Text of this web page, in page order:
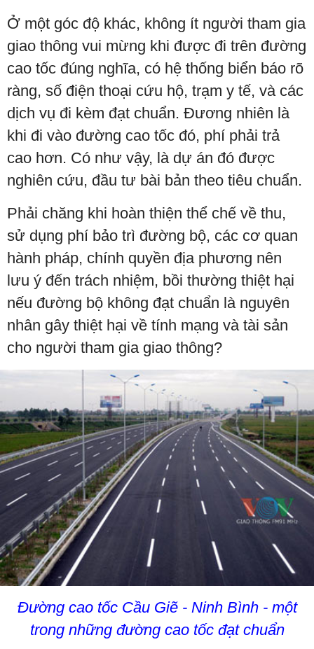
Ở một góc độ khác, không ít người tham gia
giao thông vui mừng khi được đi trên đường
cao tốc đúng nghĩa, có hệ thống biển báo rõ
ràng, số điện thoại cứu hộ, trạm y tế, và các
dịch vụ đi kèm đạt chuẩn. Đương nhiên là
khi đi vào đường cao tốc đó, phí phải trả
cao hơn. Có như vậy, là dự án đó được
nghiên cứu, đầu tư bài bản theo tiêu chuẩn.
Phải chăng khi hoàn thiện thể chế về thu,
sử dụng phí bảo trì đường bộ, các cơ quan
hành pháp, chính quyền địa phương nên
lưu ý đến trách nhiệm, bồi thường thiệt hại
nếu đường bộ không đạt chuẩn là nguyên
nhân gây thiệt hại về tính mạng và tài sản
cho người tham gia giao thông?
Đường cao tốc Cầu Giẽ - Ninh Bình - một
trong những đường cao tốc đạt chuẩn